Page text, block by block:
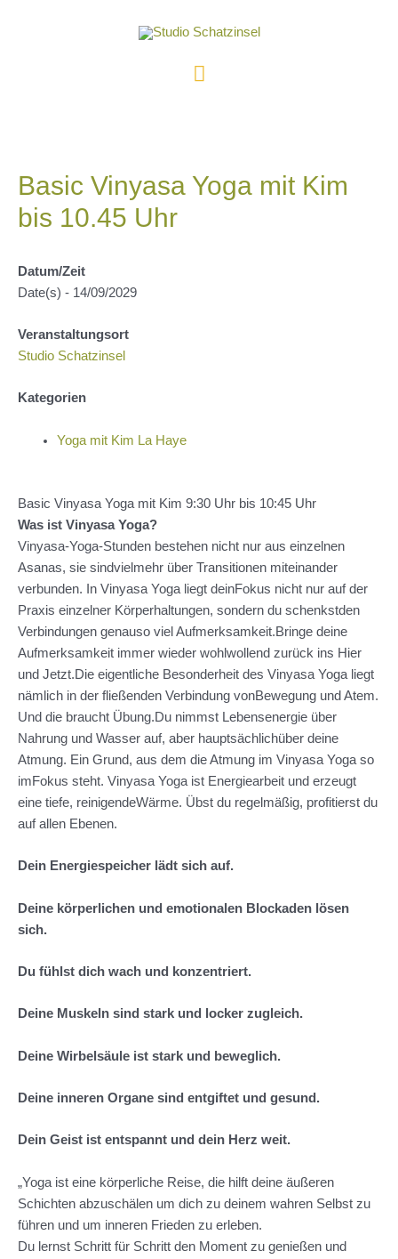
Hauptmenü
Basic Vinyasa Yoga mit Kim
bis 10.45 Uhr
Datum/Zeit
Date(s) - 14/09/2029
Veranstaltungsort
Studio Schatzinsel
Kategorien
Yoga mit Kim La Haye
Basic Vinyasa Yoga mit Kim 9:30 Uhr bis 10:45 Uhr
Was ist Vinyasa Yoga?
Vinyasa-Yoga-Stunden bestehen nicht nur aus einzelnen
Asanas, sie sindvielmehr über Transitionen miteinander
verbunden. In Vinyasa Yoga liegt deinFokus nicht nur auf der
Praxis einzelner Körperhaltungen, sondern du schenkstden
Verbindungen genauso viel Aufmerksamkeit.Bringe deine
Aufmerksamkeit immer wieder wohlwollend zurück ins Hier
und Jetzt.Die eigentliche Besonderheit des Vinyasa Yoga liegt
nämlich in der fließenden Verbindung vonBewegung und Atem.
Und die braucht Übung.Du nimmst Lebensenergie über
Nahrung und Wasser auf, aber hauptsächlichüber deine
Atmung. Ein Grund, aus dem die Atmung im Vinyasa Yoga so
imFokus steht. Vinyasa Yoga ist Energiearbeit und erzeugt
eine tiefe, reinigendeWärme. Übst du regelmäßig, profitierst du
auf allen Ebenen.
Dein Energiespeicher lädt sich auf.
Deine körperlichen und emotionalen Blockaden lösen
sich.
Du fühlst dich wach und konzentriert.
Deine Muskeln sind stark und locker zugleich.
Deine Wirbelsäule ist stark und beweglich.
Deine inneren Organe sind entgiftet und gesund.
Dein Geist ist entspannt und dein Herz weit.
„Yoga ist eine körperliche Reise, die hilft deine äußeren
Schichten abzuschälen um dich zu deinem wahren Selbst zu
führen und um inneren Frieden zu erleben.
Du lernst Schritt für Schritt den Moment zu genießen und